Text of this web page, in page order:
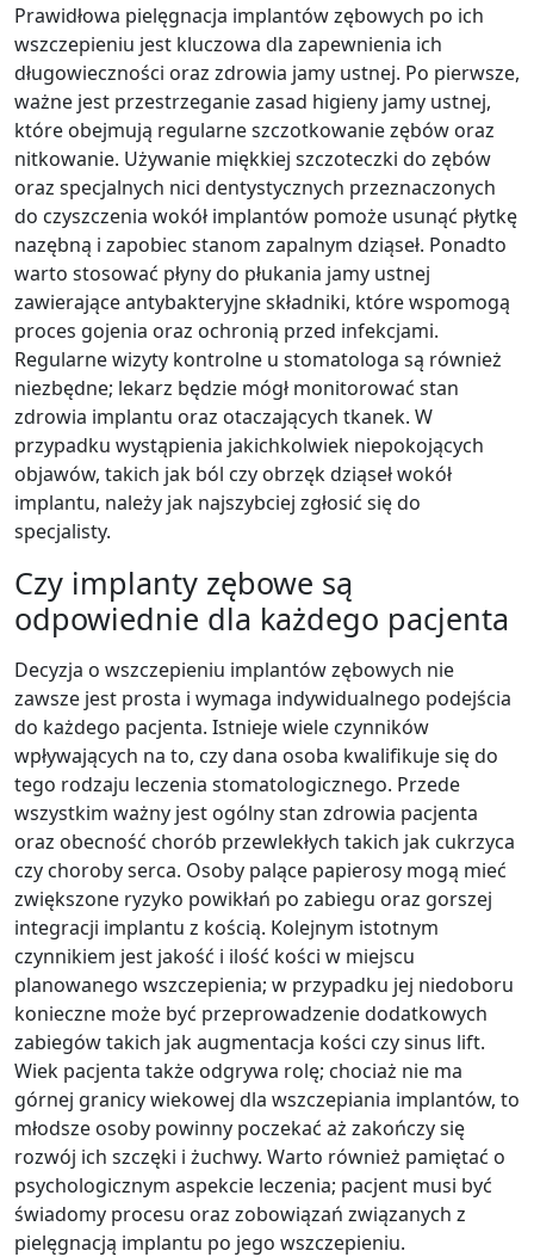
Prawidłowa pielęgnacja implantów zębowych po ich
wszczepieniu jest kluczowa dla zapewnienia ich
długowieczności oraz zdrowia jamy ustnej. Po pierwsze,
ważne jest przestrzeganie zasad higieny jamy ustnej,
które obejmują regularne szczotkowanie zębów oraz
nitkowanie. Używanie miękkiej szczoteczki do zębów
oraz specjalnych nici dentystycznych przeznaczonych
do czyszczenia wokół implantów pomoże usunąć płytkę
nazębną i zapobiec stanom zapalnym dziąseł. Ponadto
warto stosować płyny do płukania jamy ustnej
zawierające antybakteryjne składniki, które wspomogą
proces gojenia oraz ochronią przed infekcjami.
Regularne wizyty kontrolne u stomatologa są również
niezbędne; lekarz będzie mógł monitorować stan
zdrowia implantu oraz otaczających tkanek. W
przypadku wystąpienia jakichkolwiek niepokojących
objawów, takich jak ból czy obrzęk dziąseł wokół
implantu, należy jak najszybciej zgłosić się do
specjalisty.
Czy implanty zębowe są
odpowiednie dla każdego pacjenta
Decyzja o wszczepieniu implantów zębowych nie
zawsze jest prosta i wymaga indywidualnego podejścia
do każdego pacjenta. Istnieje wiele czynników
wpływających na to, czy dana osoba kwalifikuje się do
tego rodzaju leczenia stomatologicznego. Przede
wszystkim ważny jest ogólny stan zdrowia pacjenta
oraz obecność chorób przewlekłych takich jak cukrzyca
czy choroby serca. Osoby palące papierosy mogą mieć
zwiększone ryzyko powikłań po zabiegu oraz gorszej
integracji implantu z kością. Kolejnym istotnym
czynnikiem jest jakość i ilość kości w miejscu
planowanego wszczepienia; w przypadku jej niedoboru
konieczne może być przeprowadzenie dodatkowych
zabiegów takich jak augmentacja kości czy sinus lift.
Wiek pacjenta także odgrywa rolę; chociaż nie ma
górnej granicy wiekowej dla wszczepiania implantów, to
młodsze osoby powinny poczekać aż zakończy się
rozwój ich szczęki i żuchwy. Warto również pamiętać o
psychologicznym aspekcie leczenia; pacjent musi być
świadomy procesu oraz zobowiązań związanych z
pielęgnacją implantu po jego wszczepieniu.